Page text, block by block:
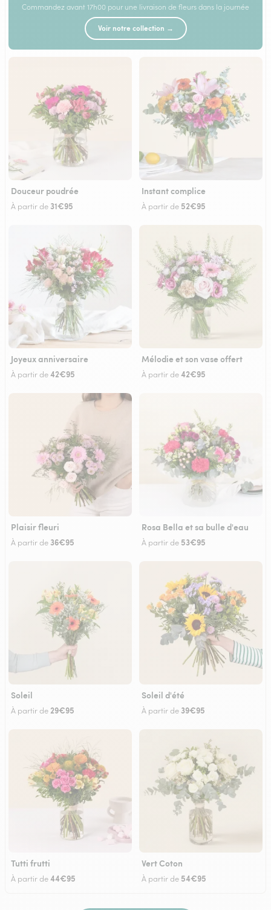
Commandez avant 17h00 pour une livraison de fleurs dans la journée
Voir notre collection →
Douceur poudrée
À partir de 31€95
Instant complice
À partir de 52€95
Joyeux anniversaire
À partir de42€95
Mélodie et son vase offert
À partir de42€95
Plaisir fleuri
À partir de 36€95
Rosa Bella et sa bulle d'eau
À partir de 53€95
Soleil
À partir de29€95
Soleil d'été
À partir de 39€95
Tutti frutti
À partir de44€95
Vert Coton
À partir de 54€95